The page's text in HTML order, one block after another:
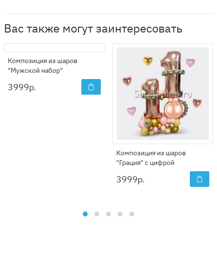
Вас также могут заинтересовать
Композиция из шаров
"Мужской набор"
3999р.
Композиция из шаров
"Грация" с цифрой
3999р.